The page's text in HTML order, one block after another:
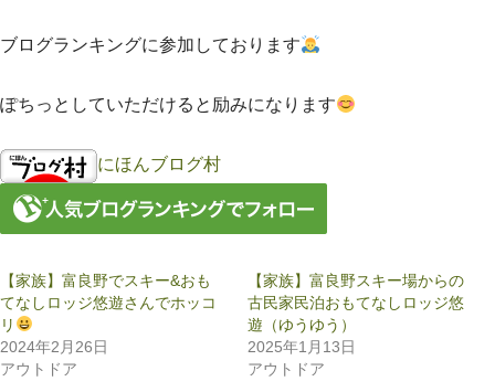
ブログランキングに参加しております
ぽちっとしていただけると励みになります
にほんブログ村
【家族】富良野でスキー&おも
てなしロッジ悠遊さんでホッコ
リ
2024年2月26日
アウトドア
【家族】富良野スキー場からの
古民家民泊おもてなしロッジ悠
遊（ゆうゆう）
2025年1月13日
アウトドア